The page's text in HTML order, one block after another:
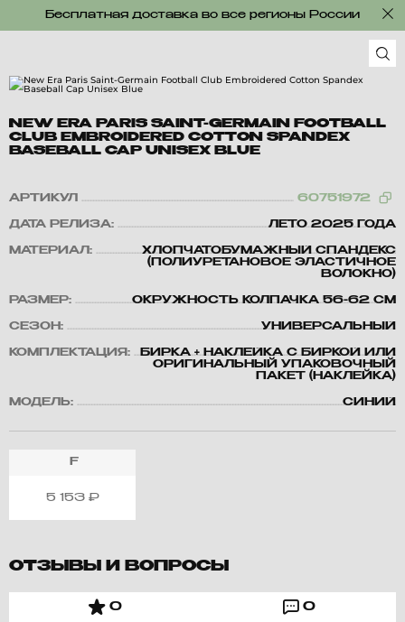
Бесплатная доставка во все регионы России
NEW ERA PARIS SAINT-GERMAIN FOOTBALL
CLUB EMBROIDERED COTTON SPANDEX
BASEBALL CAP UNISEX BLUE
АРТИКУЛ 60751972
ДАТА РЕЛИЗА: ЛЕТО 2025 ГОДА
МАТЕРИАЛ:
ХЛОПЧАТОБУМАЖНЫЙ СПАНДЕКС
(ПОЛИУРЕТАНОВОЕ ЭЛАСТИЧНОЕ
ВОЛОКНО)
РАЗМЕР: ОКРУЖНОСТЬ КОЛПАЧКА 56-62 СМ
СЕЗОН: УНИВЕРСАЛЬНЫЙ
КОМПЛЕКТАЦИЯ:
БИРКА + НАКЛЕЙКА С БИРКОЙ ИЛИ
ОРИГИНАЛЬНЫЙ УПАКОВОЧНЫЙ
ПАКЕТ (НАКЛЕЙКА)
МОДЕЛЬ: СИНИЙ
F
5 153 ₽
ОТЗЫВЫ И ВОПРОСЫ
0 0